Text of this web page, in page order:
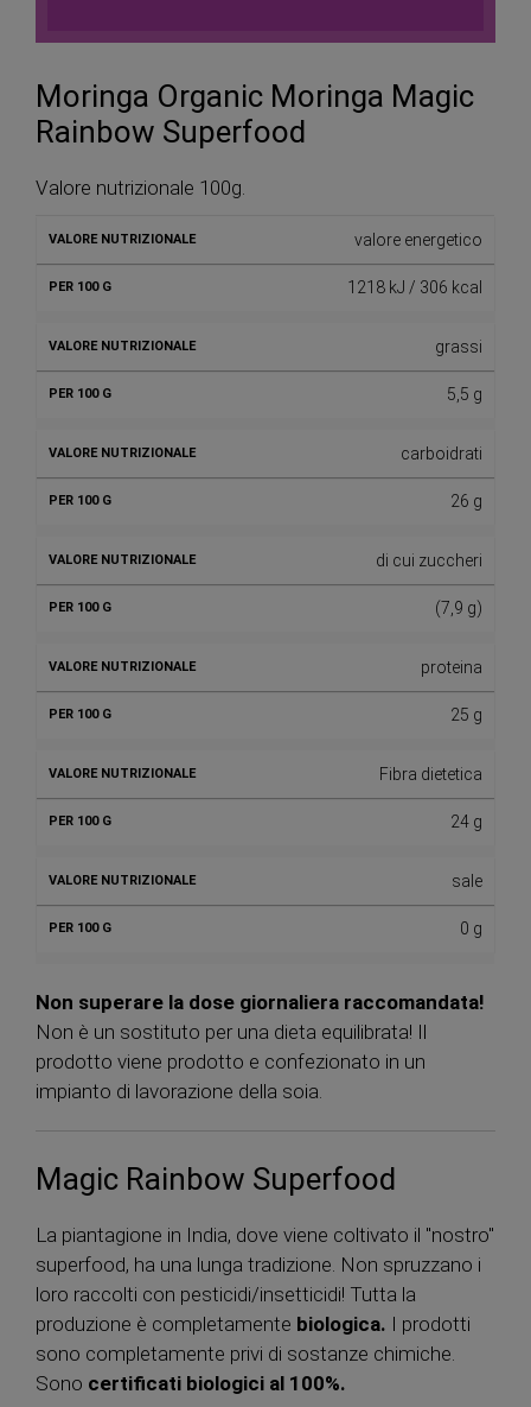
Moringa Organic Moringa Magic
Rainbow Superfood
Valore nutrizionale 100g.
valore energetico
1218 kJ / 306 kcal
grassi
5,5 g
carboidrati
26 g
di cui zuccheri
(7,9 g)
proteina
25 g
Fibra dietetica
24 g
sale
0 g
Non superare la dose giornaliera raccomandata!
Non è un sostituto per una dieta equilibrata! Il
prodotto viene prodotto e confezionato in un
impianto di lavorazione della soia.
Magic Rainbow Superfood
La piantagione in India, dove viene coltivato il "nostro"
superfood, ha una lunga tradizione. Non spruzzano i
loro raccolti con pesticidi/insetticidi! Tutta la
produzione è completamente biologica. I prodotti
sono completamente privi di sostanze chimiche.
Sono certificati biologici al 100%.